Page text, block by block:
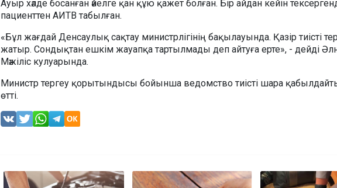
Ауыр хәлде босанған әйелге қан құю қажет болған. Бір айдан кейін
пациенттен АИТВ табылған.
«Бұл жағдай Денсаулық сақтау министрлігінің бақылауында. Қазір тиісті
жатыр. Сондықтан ешкім жауапқа тартылмады деп айтуға ерте», - дейді
Мәжіліс кулуарында.
Министр тергеу қорытындысы бойынша ведомство тиісті шара
өтті.